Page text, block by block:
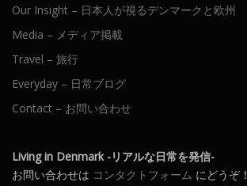
Our Insight – 日本人が視るデンマークと欧州
Media – メディア掲載
Travel – 旅行
Everyday – 日常ブログ
Contact – お問い合わせ
Living in Denmark -リアルな日常を発信-
お問い合わせは コンタクトフォーム にどうぞ！